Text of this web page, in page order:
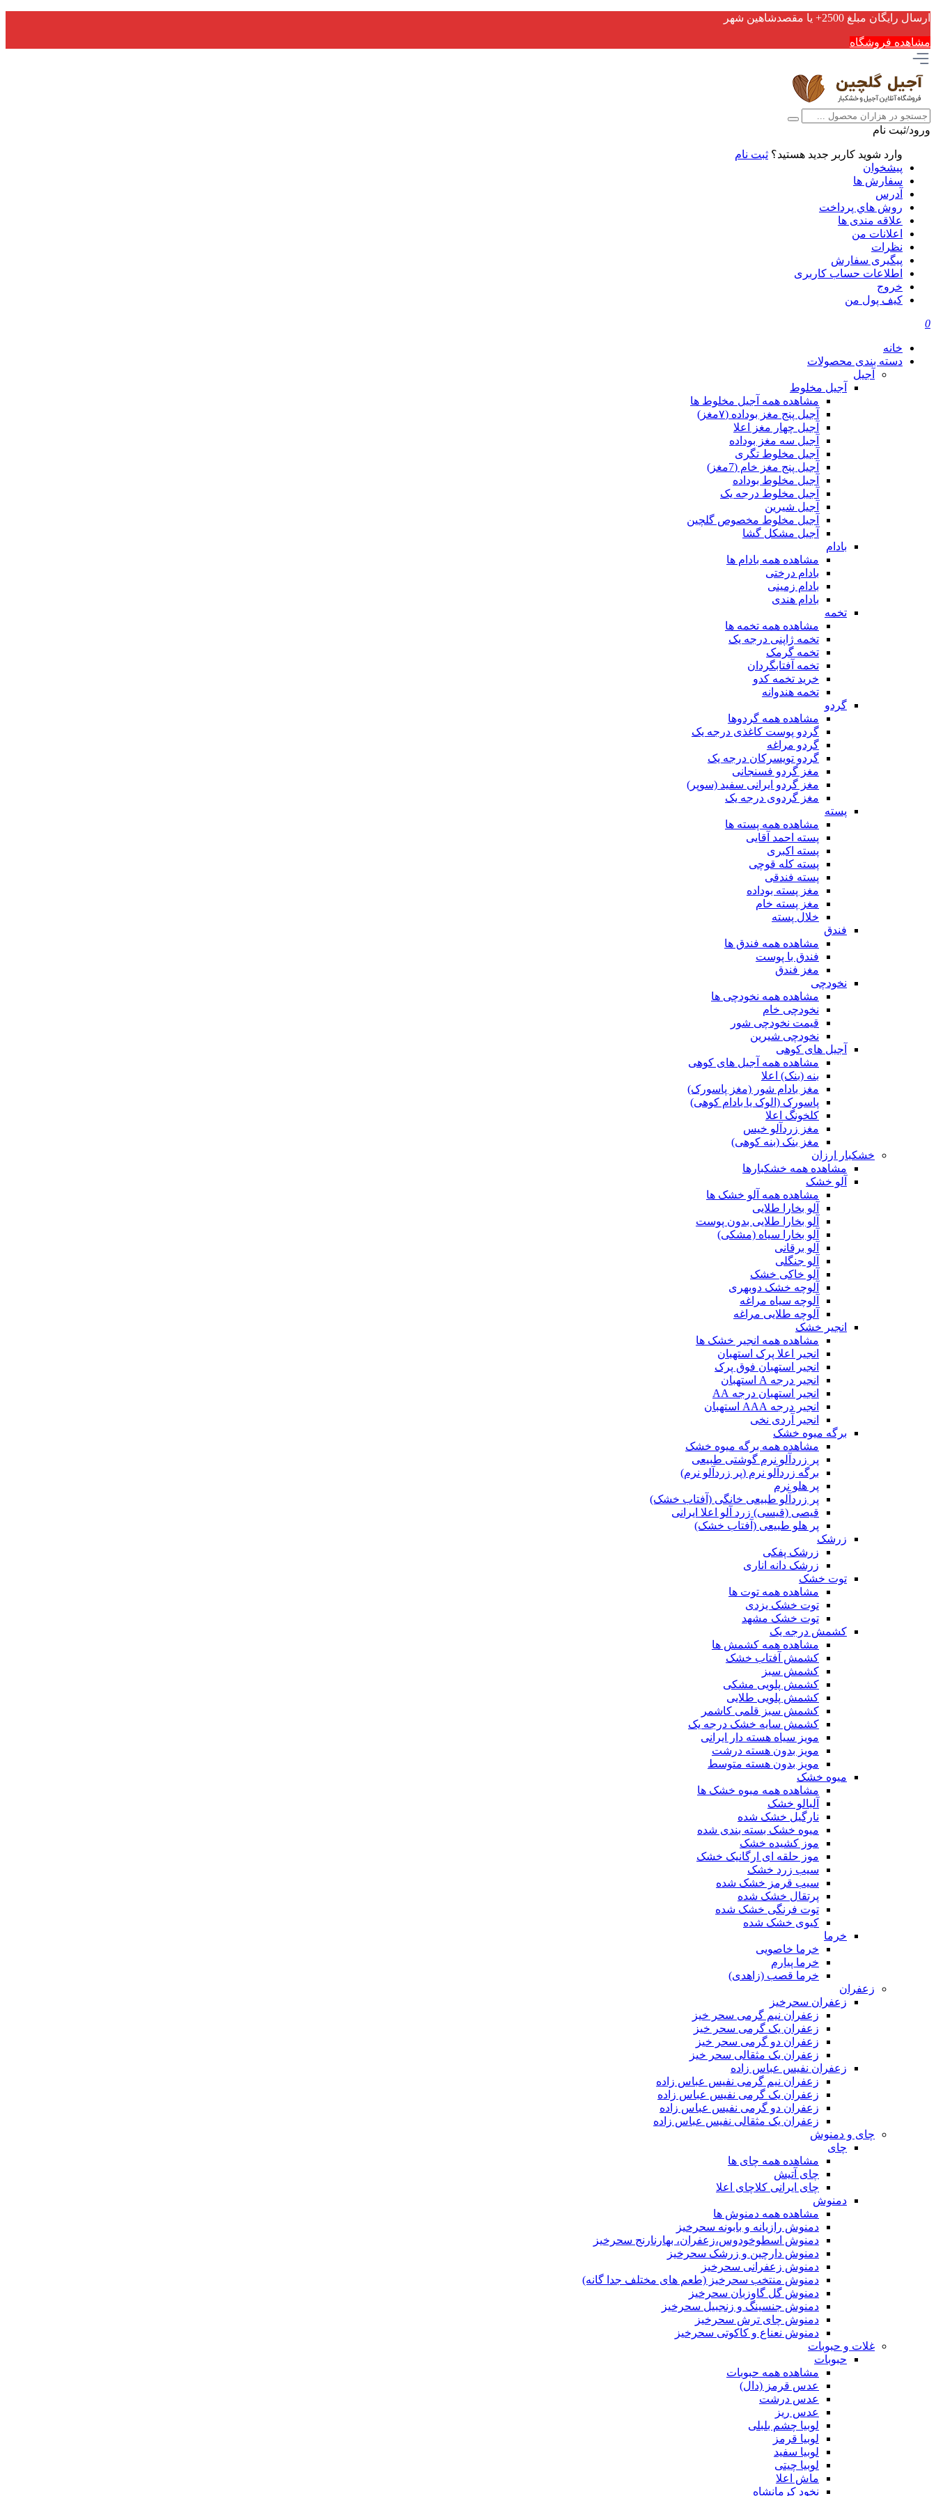
ارسال رایگان مبلغ 2500+ یا مقصدشاهین شهر
مشاهده فروشگاه
ورود/ثبت نام
وارد شوید کاربر جدید هستید؟ ثبت نام
پیشخوان
سفارش ها
آدرس
روش هاي پرداخت
علاقه مندی ها
اعلانات من
نظرات
پیگیری سفارش
اطلاعات حساب كاربری
خروج
کیف پول من
0
خانه
دسته بندی محصولات
آجیل
آجیل مخلوط
مشاهده همه آجیل مخلوط ها
آجیل پنج مغز بوداده (۷مغز)
آجیل چهار مغز اعلا
آجیل سه مغز بوداده
آجیل مخلوط تگری
آجیل پنج مغز خام (7مغز)
آجیل مخلوط بوداده
آجیل مخلوط درجه یک
آجیل شیرین
آجیل مخلوط مخصوص گلچین
آجیل مشکل گشا
بادام
مشاهده همه بادام ها
بادام درختی
بادام زمینی
بادام هندی
تخمه
مشاهده همه تخمه ها
تخمه ژاپنی درجه یک
تخمه گرمک
تخمه آفتابگردان
خرید تخمه کدو
تخمه هندوانه
گردو
مشاهده همه گردوها
گردو پوست کاغذی درجه یک
گردو مراغه
گردو تویسرکان درجه یک
مغز گردو فسنجانی
مغز گردو ایرانی سفید (سوپر)
مغز گردوی درجه یک
پسته
مشاهده همه پسته ها
پسته احمد آقایی
پسته اکبری
پسته کله قوچی
پسته فندقی
مغز پسته بوداده
مغز پسته خام
خلال پسته
فندق
مشاهده همه فندق ها
فندق با پوست
مغز فندق
نخودچی
مشاهده همه نخودچی ها
نخودچی خام
قیمت نخودچی شور
نخودچی شیرین
آجیل های کوهی
مشاهده همه آجیل های کوهی
بنه (بنک) اعلا
مغز بادام شور (مغز پاسورک)
پاسورک (الوک یا بادام کوهی)
کلخونگ اعلا
مغز زردآلو خیس
مغز بنک (بنه کوهی)
خشکبار ارزان
مشاهده همه خشکبارها
آلو خشک
مشاهده همه آلو خشک ها
آلو بخارا طلایی
آلو بخارا طلایی بدون پوست
آلو بخارا سیاه (مشکی)
آلو برقانی
آلو جنگلی
آلو خاکی خشک
آلوچه خشک دوبهری
آلوچه سیاه مراغه
آلوچه طلایی مراغه
انجیر خشک
مشاهده همه انجیر خشک ها
انجیر اعلا پرک استهبان
انجیر استهبان فوق پرک
انجیر درجه A استهبان
انجیر استهبان درجه AA
انجیر درجه AAA استهبان
انجیر آردی نخی
برگه میوه خشک
مشاهده همه برگه میوه خشک
پر زردآلو نرم گوشتی طبیعی
برگه زردآلو نرم (پر زردآلو نرم)
پر هلو نرم
پر زردآلو طبیعی خانگی (آفتاب خشک)
قیصی (قیسی) زرد آلو اعلا ایرانی
پر هلو طبیعی (آفتاب خشک)
زرشک
زرشک پفکی
زرشک دانه اناری
توت خشک
مشاهده همه توت ها
توت خشک یزدی
توت خشک مشهد
کشمش درجه یک
مشاهده همه کشمش ها
کشمش آفتاب خشک
کشمش سبز
کشمش پلویی مشکی
کشمش پلویی طلایی
کشمش سبز قلمی کاشمر
کشمش سایه خشک درجه یک
مویز سیاه هسته دار ایرانی
مویز بدون هسته درشت
مویز بدون هسته متوسط
میوه خشک
مشاهده همه میوه خشک ها
آلبالو خشک
نارگیل خشک شده
میوه خشک بسته بندی شده
موز کشیده خشک
موز حلقه ای ارگانیک خشک
سیب زرد خشک
سیب قرمز خشک شده
پرتقال خشک شده
توت فرنگی خشک شده
کیوی خشک شده
خرما
خرما خاصویی
خرما پیارم
خرما قصب (زاهدی)
زعفران
زعفران سحرخیز
زعفران نیم گرمی سحر خیز
زعفران یک گرمی سحر خیز
زعفران دو گرمی سحر خیز
زعفران یک مثقالی سحر خیز
زعفران نفیس عباس زاده
زعفران نیم گرمی نفیس عباس زاده
زعفران یک گرمی نفیس عباس زاده
زعفران دو گرمی نفیس عباس زاده
زعفران یک مثقالی نفیس عباس زاده
چای و دمنوش
چای
مشاهده همه چای ها
چای آتیش
چای ایرانی کلاچای اعلا
دمنوش
مشاهده همه دمنوش ها
دمنوش رازیانه و بابونه سحرخیز
دمنوش اسطوخودوس،زعفران، بهارنارنج سحرخیز
دمنوش دارچین و زرشک سحرخیز
دمنوش زعفرانی سحرخیز
دمنوش منتخب سحرخیز (طعم های مختلف جدا گانه)
دمنوش گل گاوزبان سحرخیز
دمنوش جنسینگ و زنجبیل سحرخیز
دمنوش چای ترش سحرخیز
دمنوش نعناع و کاکوتی سحرخیز
غلات و حبوبات
حبوبات
مشاهده همه حبوبات
عدس قرمز (دال)
عدس درشت
عدس ریز
لوبیا چشم بلبلی
لوبیا قرمز
لوبیا سفید
لوبیا چیتی
ماش اعلا
نخود کرمانشاه